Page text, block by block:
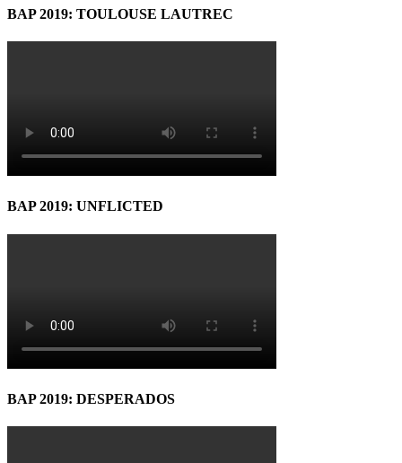
BAP 2019: TOULOUSE LAUTREC
BAP 2019: UNFLICTED
BAP 2019: DESPERADOS